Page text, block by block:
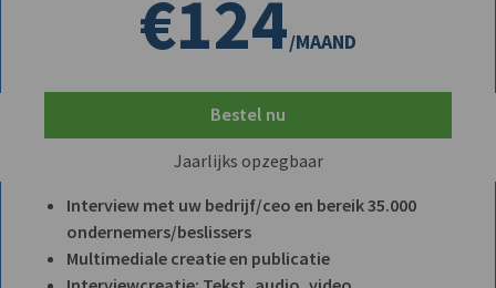
€124/MAAND
Bestel nu
Jaarlijks opzegbaar
Interview met uw bedrijf/ceo en bereik 35.000
ondernemers/beslissers
Multimediale creatie en publicatie